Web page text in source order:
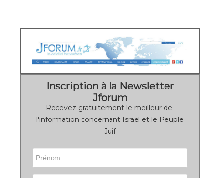
Inscription à la Newsletter
Jforum
Recevez gratuitement le meilleur de
l'information concernant Israël et le Peuple
Juif